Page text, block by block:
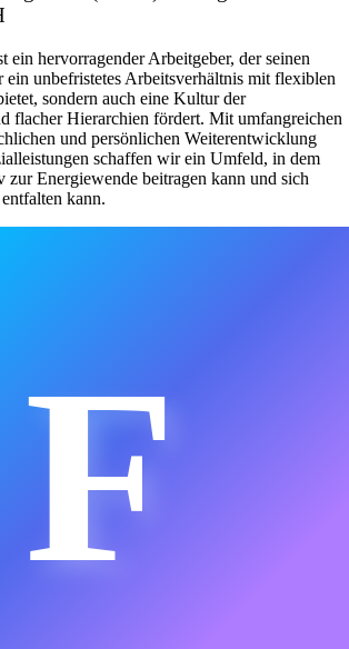
hervorragender Arbeitgeber, der seinen
unbefristetes Arbeitsverhältnis mit flexiblen
sondern auch eine Kultur der
flacher Hierarchien fördert. Mit umfangreichen
und persönlichen Weiterentwicklung
schaffen wir ein Umfeld, in dem
zur Energiewende beitragen kann und sich
kann.
F